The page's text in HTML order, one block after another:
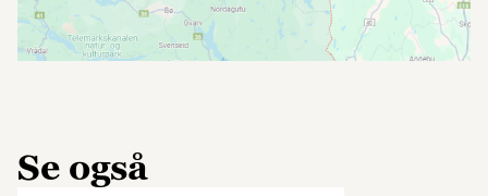
Se også